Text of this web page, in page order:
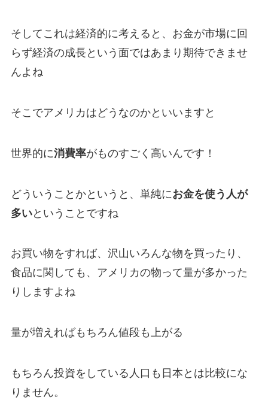
そしてこれは経済的に考えると、お金が市場に回
らず経済の成長という面ではあまり期待できませ
んよね
そこでアメリカはどうなのかといいますと
世界的に消費率がものすごく高いんです！
どういうことかというと、単純にお金を使う人が
多いということですね
お買い物をすれば、沢山いろんな物を買ったり、
食品に関しても、アメリカの物って量が多かった
りしますよね
量が増えればもちろん値段も上がる
もちろん投資をしている人口も日本とは比較にな
りません。